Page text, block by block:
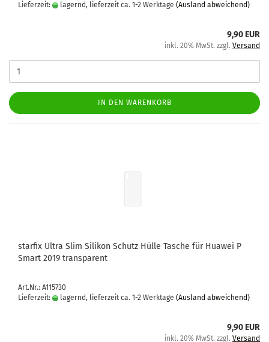
Lieferzeit:
lagernd, lieferzeit ca. 1-2 Werktage (Ausland abweichend)
9,90 EUR
inkl. 20% MwSt. zzgl. Versand
IN DEN WARENKORB
star­fix Ultra Slim Si­li­kon Schutz Hülle Ta­sche für Hua­wei P
Smart 2019 trans­pa­rent
Art.Nr.: A115730
Lieferzeit:
lagernd, lieferzeit ca. 1-2 Werktage (Ausland abweichend)
9,90 EUR
inkl. 20% MwSt. zzgl. Versand